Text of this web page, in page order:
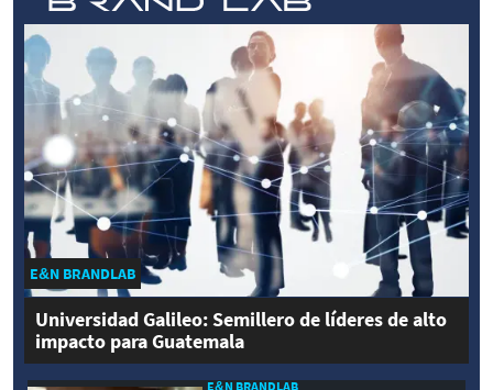
E&N BRANDLAB
Universidad Galileo: Semillero de líderes de alto
impacto para Guatemala
E&N BRANDLAB